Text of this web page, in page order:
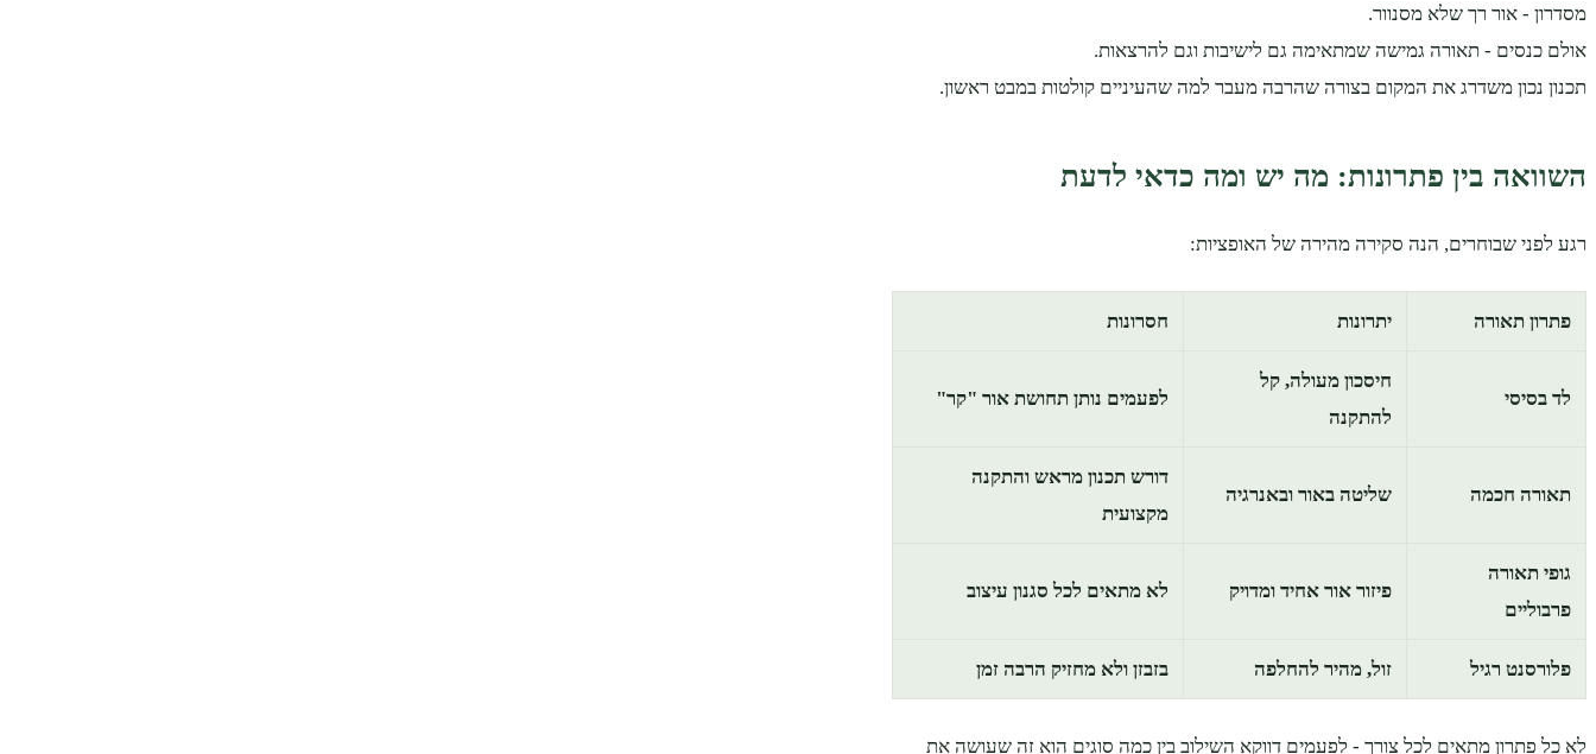
מסדרון - אור רך שלא מסנוור.
אולם כנסים - תאורה גמישה שמתאימה גם לישיבות וגם להרצאות.
תכנון נכון משדרג את המקום בצורה שהרבה מעבר למה שהעיניים קולטות במבט ראשון.
השוואה בין פתרונות: מה יש ומה כדאי לדעת
רגע לפני שבוחרים, הנה סקירה מהירה של האופציות:
פתרון תאורה יתרונות חסרונות
לד בסיסי
חיסכון מעולה, קל
להתקנה
לפעמים נותן תחושת אור "קר"
תאורה חכמה שליטה באור ובאנרגיה
דורש תכנון מראש והתקנה
מקצועית
גופי תאורה
פרבוליים
פיזור אור אחיד ומדויק לא מתאים לכל סגנון עיצוב
פלורסנט רגיל זול, מהיר להחלפה בזבזן ולא מחזיק הרבה זמן
לא כל פתרון מתאים לכל צורך - לפעמים דווקא השילוב בין כמה סוגים הוא זה שעושה את